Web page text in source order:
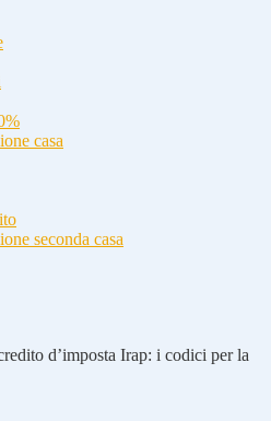
casa
seconda casa
d’imposta Irap: i codici per la